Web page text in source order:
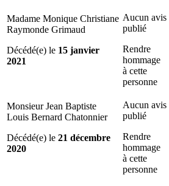
Madame Monique Christiane
Raymonde Grimaud
Décédé(e) le 15 janvier
2021
Aucun avis
publié
Rendre
hommage
à cette
personne
Monsieur Jean Baptiste
Louis Bernard Chatonnier
Décédé(e) le 21 décembre
2020
Aucun avis
publié
Rendre
hommage
à cette
personne